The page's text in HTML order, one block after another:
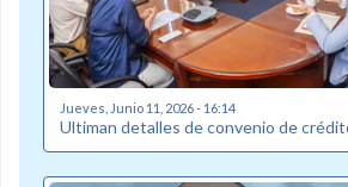
Jueves, Junio 11, 2026 - 16:14
Ultiman detalles de convenio de